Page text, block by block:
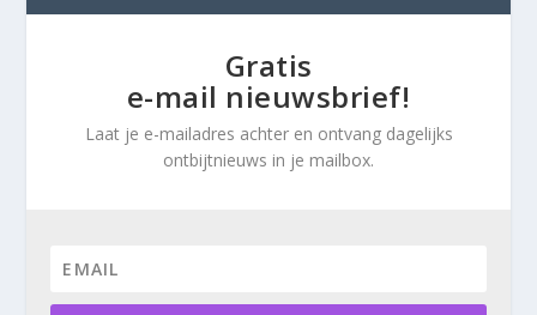
Gratis
e-mail nieuwsbrief!
Laat je e-mailadres achter en ontvang dagelijks
ontbijtnieuws in je mailbox.